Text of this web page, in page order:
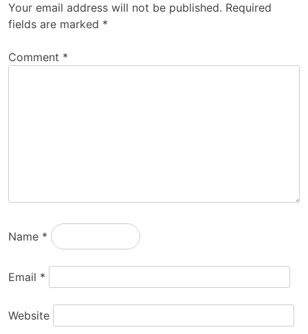
Your email address will not be published. Required
fields are marked *
Comment *
Name *
Email *
Website